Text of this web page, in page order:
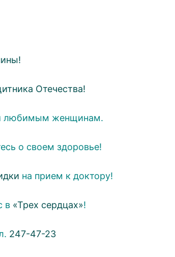
Отечества!
любимым женщинам.
о своем здоровье!
на прием к доктору!
в «Трех сердцаx»!
247-47-23